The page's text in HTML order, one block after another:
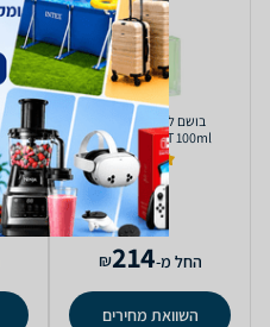
בושם לאשה Versace
Versense E.D.T 100ml
5.0
(1)
החל מ-214
₪
השוואת מחירים